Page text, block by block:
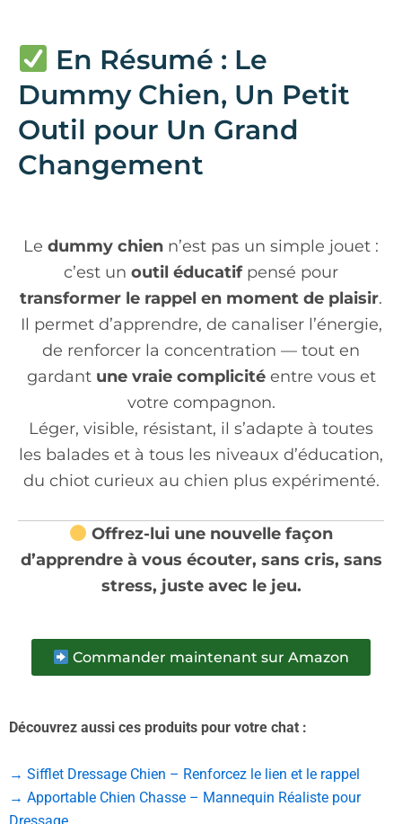
En Résumé : Le
Dummy Chien, Un Petit
Outil pour Un Grand
Changement
Le dummy chien n’est pas un simple jouet :
c’est un outil éducatifpensé pour
transformer le rappel en moment de plaisir.
Il permet d’apprendre, de canaliser l’énergie,
de renforcer la concentration — tout en
gardant une vraie complicitéentre vous et
votre compagnon.
Léger, visible, résistant, il s’adapte à toutes
les balades et à tous les niveaux d’éducation,
du chiot curieux au chien plus expérimenté.
Offrez-lui une nouvelle façon
d’apprendre à vous écouter, sans cris, sans
stress, juste avec le jeu.
Commander maintenant sur Amazon
Découvrez aussi ces produits pour votre chat :
→ Sifflet Dressage Chien – Renforcez le lien et le rappel
→ Apportable Chien Chasse – Mannequin Réaliste pour